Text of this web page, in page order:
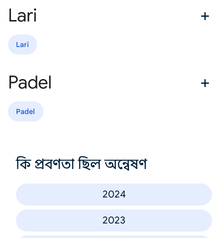
Lari
Lari
Padel
Padel
কি প্রবণতা ছিল অন্বেষণ
2024
2023